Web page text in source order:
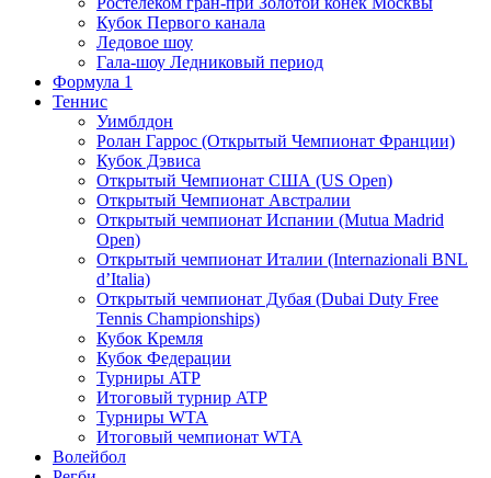
Кубок Первого канала
Ледовое шоу
Гала-шоу Ледниковый период
Формула 1
Теннис
Уимблдон
Ролан Гаррос (Открытый Чемпионат Франции)
Кубок Дэвиса
Открытый Чемпионат США (US Open)
Открытый Чемпионат Австралии
Открытый чемпионат Испании (Mutua Madrid
Open)
Открытый чемпионат Италии (Internazionali BNL
d’Italia)
Открытый чемпионат Дубая (Dubai Duty Free
Tennis Championships)
Кубок Кремля
Кубок Федерации
Турниры ATP
Итоговый турнир ATP
Турниры WTA
Итоговый чемпионат WTA
Волейбол